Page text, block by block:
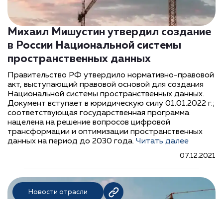
Михаил Мишустин утвердил создание
в России Национальной системы
пространственных данных
Правительство РФ утвердило нормативно-правовой
акт, выступающий правовой основой для создания
Национальной системы пространственных данных.
Документ вступает в юридическую силу 01.01.2022 г.;
соответствующая государственная программа
нацелена на решение вопросов цифровой
трансформации и оптимизации пространственных
данных на период до 2030 года. Читать далее
07.12.2021
Новости отрасли